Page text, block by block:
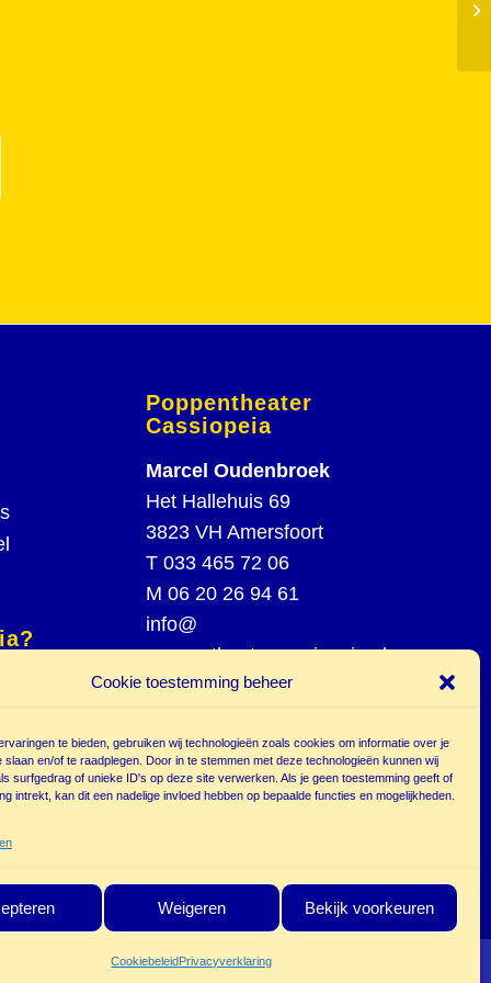
Cookie toestemming beheer
te bieden, gebruiken wij technologieën zoals cookies om informatie over je
slaan en/of te raadplegen. Door in te stemmen met deze technologieën kunnen wij
surfgedrag of unieke ID's op deze site verwerken. Als je geen toestemming geeft of
intrekt, kan dit een nadelige invloed hebben op bepaalde functies en mogelijkheden.
Weigeren Bekijk voorkeuren
CookiebeleidPrivacyverklaring
Poppentheater
Cassiopeia
Marcel Oudenbroek
Het Hallehuis 69
3823 VH Amersfoort
T 033 465 72 06
M 06 20 26 94 61
info@
poppentheatercassiopeia.nl